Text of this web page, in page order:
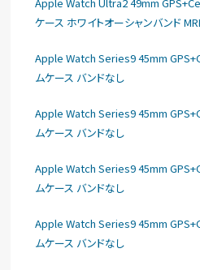
ケース ホワイトオーシャンバンド
Apple Watch Series9 45mm
ムケース バンドなし
Apple Watch Series9 45mm
ムケース バンドなし
Apple Watch Series9 45mm
ムケース バンドなし
Apple Watch Series9 45mm
ムケース バンドなし